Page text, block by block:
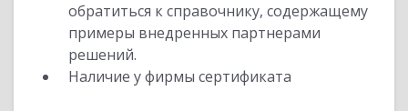
обратиться к справочнику, содержащему
примеры внедренных партнерами
решений.
Наличие у фирмы сертификата